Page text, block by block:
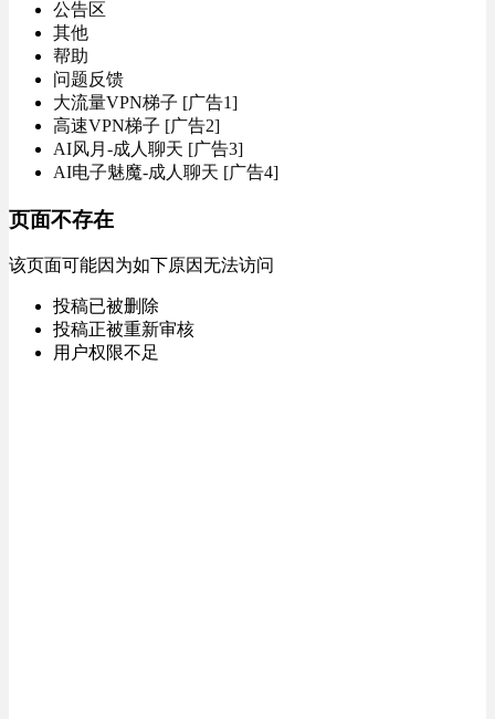
公告区
其他
帮助
问题反馈
大流量VPN梯子 [广告1]
高速VPN梯子 [广告2]
AI风月-成人聊天 [广告3]
AI电子魅魔-成人聊天 [广告4]
页面不存在
该页面可能因为如下原因无法访问
投稿已被删除
投稿正被重新审核
用户权限不足